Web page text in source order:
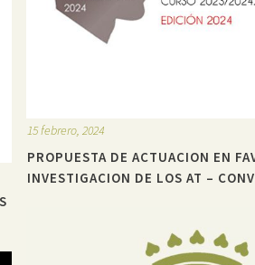
15 febrero, 2024
PROPUESTA DE ACTUACION EN
INVESTIGACION DE LOS AT –